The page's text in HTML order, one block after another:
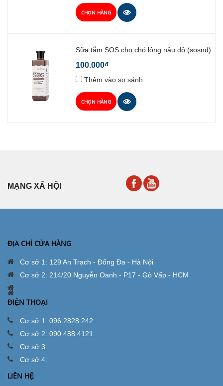
CHỌN HÀNG
Sữa tắm SOS cho chó lông nâu đỏ (sosnd)
100.000₫
Thêm vào so sánh
CHỌN HÀNG
MẠNG XÃ HỘI
ĐỊA CHỈ CỬA HÀNG
Cơ sở 1: 129 An Trạch - Đống Đa - Hà Nội
Cơ sở 2: 214/20 Nguyễn Oanh - P17 - Gò Vấp - HCM
ĐIỆN THOẠI
Cơ sở 1: 096.2828.242
Cơ sở 2: 090.488.4121
Cơ sở 3:
Cơ sở 4:
LIÊN HỆ